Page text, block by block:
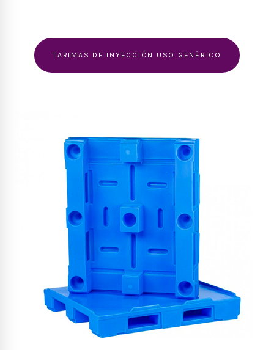
TARIMAS DE INYECCIÓN USO GENÉRICO